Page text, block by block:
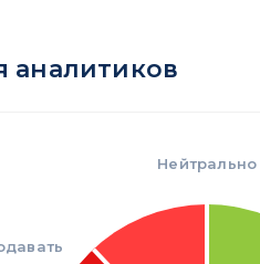
аналитиков
Нейтрально